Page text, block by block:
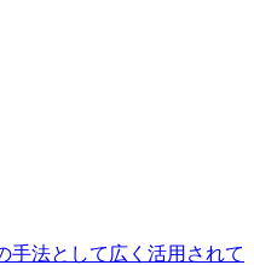
手法として広く活用されて